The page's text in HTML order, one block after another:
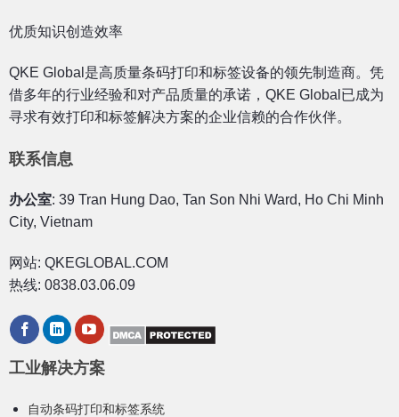
优质知识创造效率
QKE Global是高质量条码打印和标签设备的领先制造商。凭
借多年的行业经验和对产品质量的承诺，QKE Global已成为
寻求有效打印和标签解决方案的企业信赖的合作伙伴。
联系信息
办公室: 39 Tran Hung Dao, Tan Son Nhi Ward, Ho Chi Minh
City, Vietnam
网站: QKEGLOBAL.COM
热线: 0838.03.06.09
工业解决方案
自动条码打印和标签系统